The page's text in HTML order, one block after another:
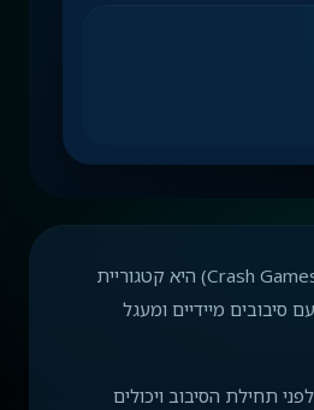
משחקי קראש (באנגלית: Crash Games) היא קטגוריית
סיבובים מיידיים ומעגל
תחילת הסיבוב ויכולים